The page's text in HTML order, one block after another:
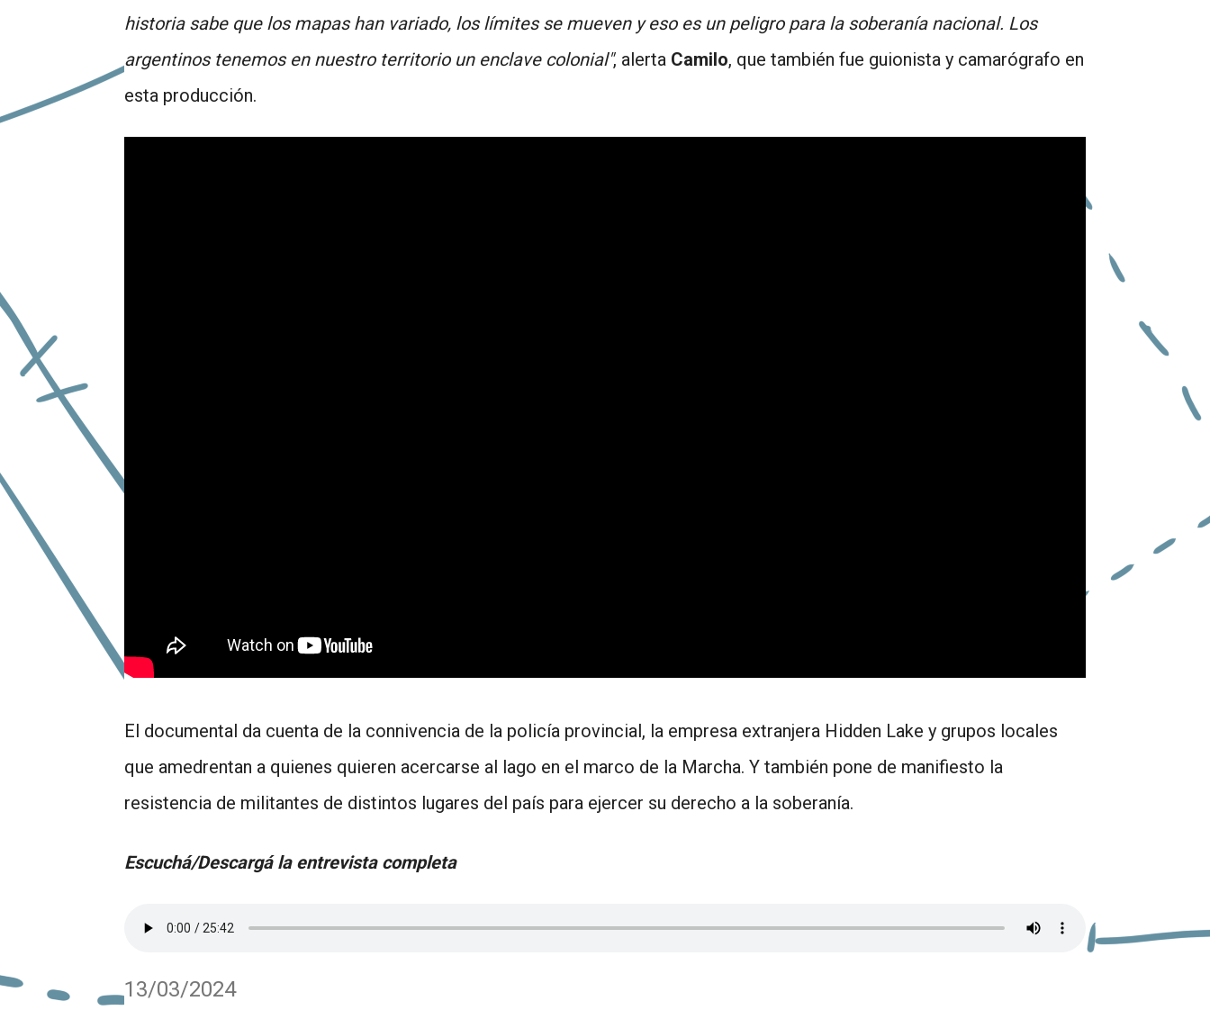
historia sabe que los mapas han variado, los límites se mueven y eso es un peligro para la soberanía nacional. Los
argentinos tenemos en nuestro territorio un enclave colonial", alerta Camilo, que también fue guionista y camarógrafo en
esta producción.
El documental da cuenta de la connivencia de la policía provincial, la empresa extranjera Hidden Lake y grupos locales
que amedrentan a quienes quieren acercarse al lago en el marco de la Marcha. Y también pone de manifiesto la
resistencia de militantes de distintos lugares del país para ejercer su derecho a la soberanía.
Escuchá/Descargá la entrevista completa
13/03/2024